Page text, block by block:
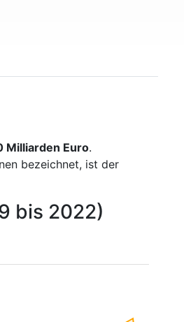
Milliarden Euro.
bezeichnet, ist der
bis 2022)